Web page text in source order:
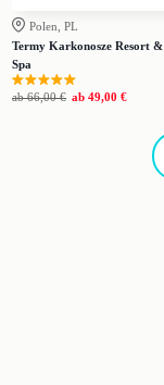
Polen, PL
Termy Karkonosze Resort &
Spa
ab 66,00 € ab 49,00 €